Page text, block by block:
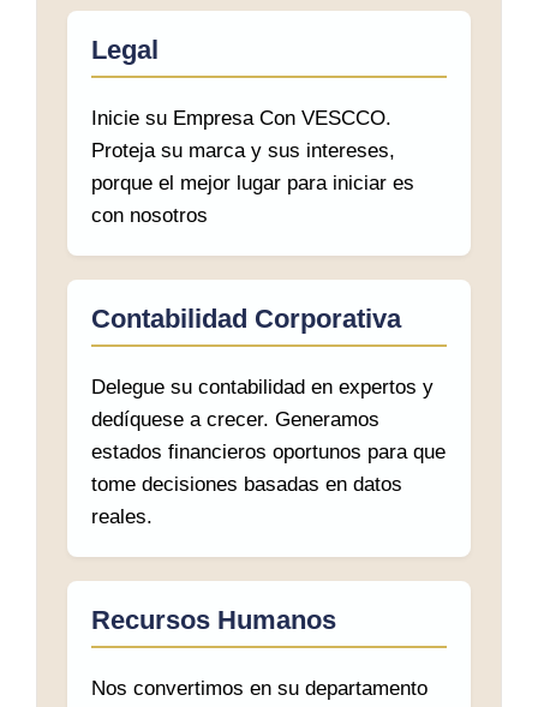
Legal
Inicie su Empresa Con VESCCO.
Proteja su marca y sus intereses,
porque el mejor lugar para iniciar es
con nosotros
Contabilidad Corporativa
Delegue su contabilidad en expertos y
dedíquese a crecer. Generamos
estados financieros oportunos para que
tome decisiones basadas en datos
reales.
Recursos Humanos
Nos convertimos en su departamento